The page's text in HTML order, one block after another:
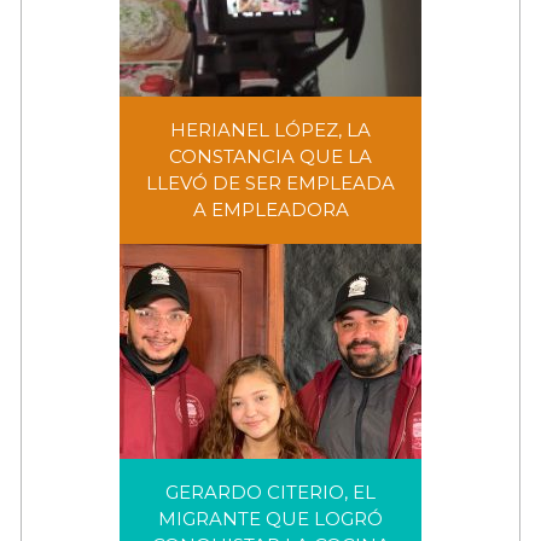
HERIANEL LÓPEZ, LA
CONSTANCIA QUE LA LLEVÓ DE
EMPLEADORA
HERIANEL LÓPEZ, LA
CONSTANCIA QUE LA
LLEVÓ DE SER EMPLEADA
A EMPLEADORA
GERARDO CITERIO, EL
GERARDO CITERIO, EL
MIGRANTE QUE LOGRÓ